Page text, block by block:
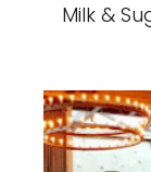
Milk &